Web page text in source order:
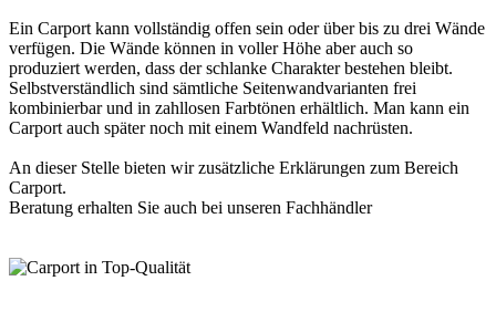
Ein Carport kann vollständig offen sein oder über bis zu drei Wände
verfügen. Die Wände können in voller Höhe aber auch so
produziert werden, dass der schlanke Charakter bestehen bleibt.
Selbstverständlich sind sämtliche Seitenwandvarianten frei
kombinierbar und in zahllosen Farbtönen erhältlich. Man kann ein
Carport auch später noch mit einem Wandfeld nachrüsten.
An dieser Stelle bieten wir zusätzliche Erklärungen zum Bereich
Carport.
Beratung erhalten Sie auch bei unseren Fachhändler